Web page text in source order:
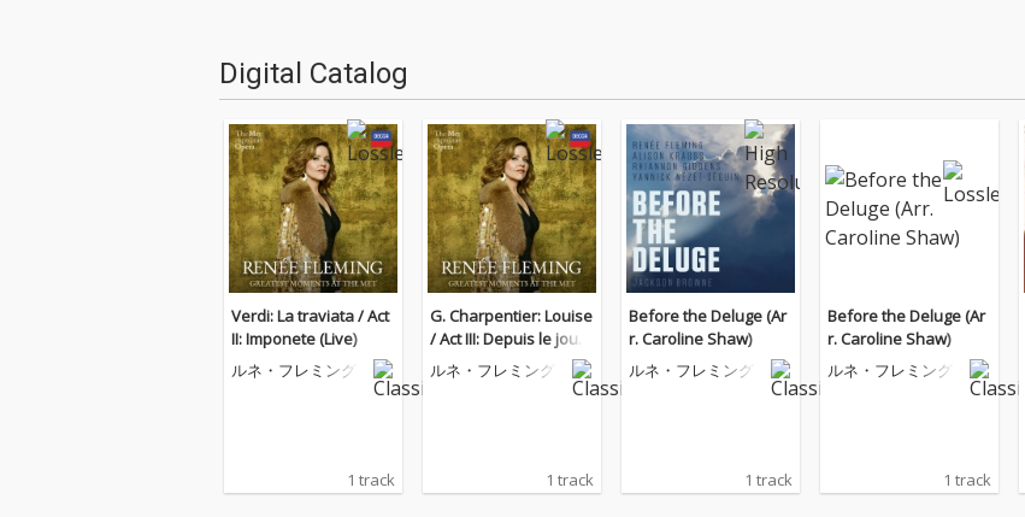
Digital Catalog
Verdi: La traviata / Act
II: Imponete (Live)
ルネ・フレミング
1 track
G. Charpentier: Louise
/ Act III: Depuis le jour
(Live)
ルネ・フレミング
1 track
Before the Deluge (Ar
r. Caroline Shaw)
ルネ・フレミング
1 track
Before the Deluge (Ar
r. Caroline Shaw)
ルネ・フレミング
1 track